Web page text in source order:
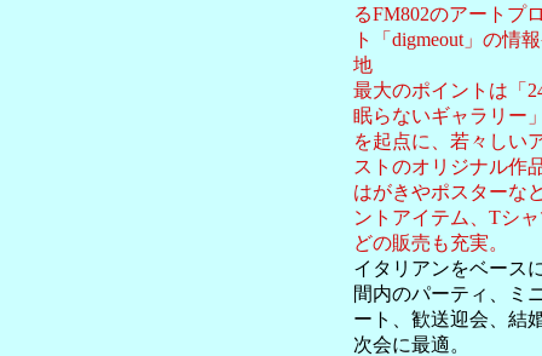
るFM802のアートプ
ト「digmeout」の情
地
最大のポイントは「
眠らないギャラリー
を起点に、若々しい
ストのオリジナル作
はがきやポスターな
ントアイテム、Tシ
どの販売も充実。
イタリアンをベース
間内のパーティ、ミ
ート、歓送迎会、結
次会に最適。